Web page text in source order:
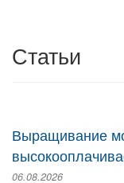
Статьи
Выращивание
06.08.2026